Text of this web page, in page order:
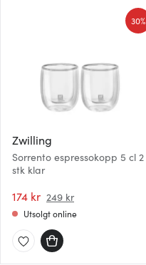
Zwilling
Sorrento espressokopp 5 cl 2
stk klar
174 kr 249 kr
30%
Utsolgt online